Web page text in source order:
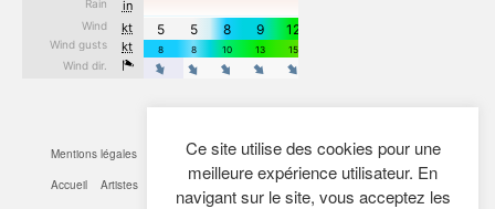
Mentions légales Cookies Confidentialité Plan du site
Contact
Accueil
Artistes Actualités Boutique
Mon Compte
Ce site utilise des cookies pour une
meilleure expérience utilisateur. En
navigant sur le site, vous acceptez les